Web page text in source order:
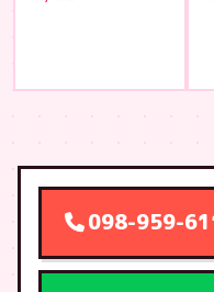
098-959-